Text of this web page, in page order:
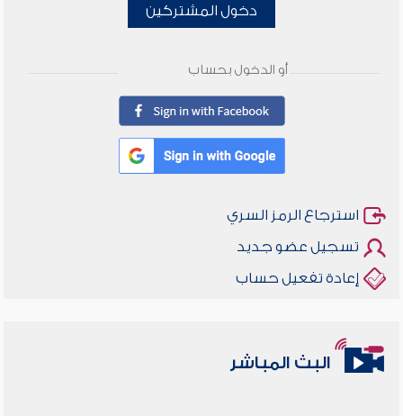
دخول المشتركين
أو الدخول بحساب
استرجاع الرمز السري
تسجيل عضو جديد
إعادة تفعيل حساب
البث المباشر